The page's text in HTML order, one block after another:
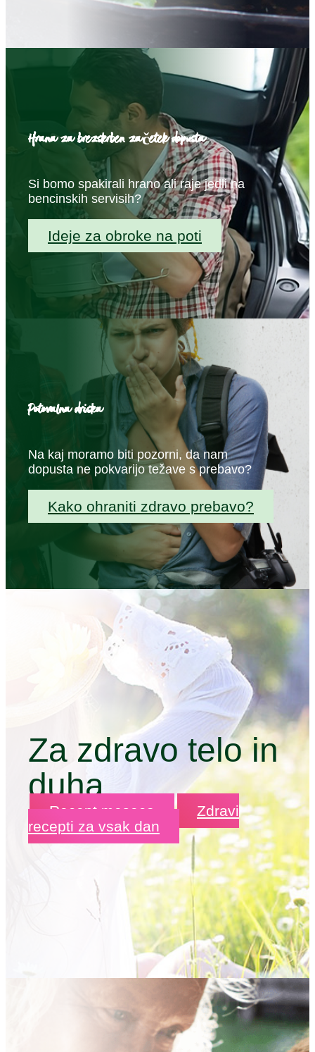
Hrana za brezskrben začetek dopusta
Si bomo spakirali hrano ali raje jedli na
bencinskih servisih?
Ideje za obroke na poti
Potovalna driska
Na kaj moramo biti pozorni, da nam
dopusta ne pokvarijo težave s prebavo?
Kako ohraniti zdravo prebavo?
Za zdravo telo in
duha
Recept meseca
Zdravi
recepti za vsak dan